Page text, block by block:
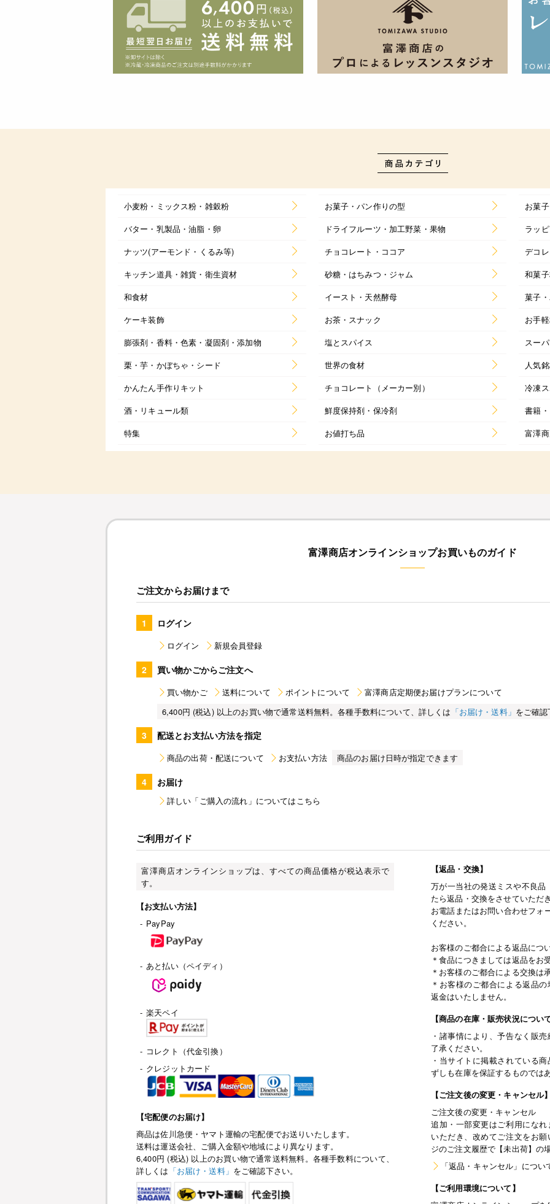
小麦粉・ミックス粉・雑穀粉 お菓子・パン作りの型
お菓
バター・乳製品・油脂・卵
ドライフルーツ・加工野菜・果物
ラッ
ナッツ(アーモンド・くるみ等)
チョコレート・ココア
デコ
キッチン道具・雑貨・衛生資材
砂糖・はちみつ・ジャム
和菓
和食材
イースト・天然酵母
菓子
ケーキ装飾
お茶・スナック
お手
膨張剤・香料・色素・凝固剤・添加物
塩とスパイス
スー
栗・芋・かぼちゃ・シード
世界の食材
人気
かんたん手作りキット
チョコレート（メーカー別）
冷凍
酒・リキュール類
鮮度保持剤・保冷剤
書籍
特集
お値打ち品 富澤
富澤商店オンラインショップお買いものガイド
ご注文からお届けまで
1 ログイン
ログイン 新規会員登録
2 買い物かごからご注文へ
買い物かご 送料について ポイントについて
富澤商店定期便お届けプランについて
6,400円 (税込) 以上のお買い物で通常送料無料。各種手数料について、詳しくは 「お届け・送料」 をご確
3 配送とお支払い方法を指定
商品の出荷・配送について お支払い方法 商品のお届け日時が指定できます
4 お届け
詳しい「ご購入の流れ」についてはこちら
ご利用ガイド
富澤商店オンラインショップは、すべての商品価格が税込表示で
す。
【お支払い方法】
- PayPay
- あと払い（ペイディ）
- 楽天ペイ
- コレクト（代金引換）
- クレジットカード
【宅配便のお届け】
商品は佐川急便・ヤマト運輸の宅配便でお送りいたします。
送料は運送会社、ご購入金額や地域により異なります。
6,400円 (税込) 以上のお買い物で通常送料無料。各種手数料について、
詳しくは 「お届け・送料」 をご確認下さい。
【返品・交換】
万が一当社の発送ミスや不良
たら返品・交換をさせていただ
お電話またはお問い合わせフォ
ください。
お客様のご都合による返品につ
＊食品につきましては返品をお
＊お客様のご都合による交換は
＊お客様のご都合による返品
返金はいたしません。
【商品の在庫・販売状況につい
・諸事情により、予告なく販
了承ください。
・当サイトに掲載されている
ずしも在庫を保証するものでは
【ご注文後の変更・キャンセル
ご注文後の変更・キャンセル
追加・一部変更はご利用にな
いただき、改めてご注文をお
ジのご注文履歴で【未出荷】の
「返品・キャンセル」につい
【ご利用環境について】